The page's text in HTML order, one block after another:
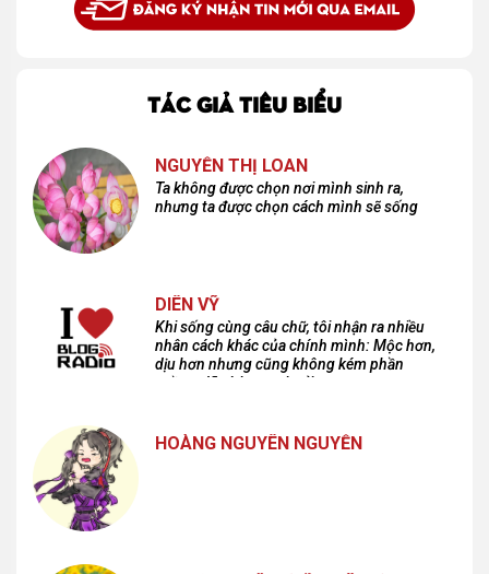
TÁC GIẢ TIÊU BIỂU
NGUYỄN THỊ LOAN
Ta không được chọn nơi mình sinh ra,
nhưng ta được chọn cách mình sẽ sống
DIÊN VỸ
Khi sống cùng câu chữ, tôi nhận ra nhiều
nhân cách khác của chính mình: Mộc hơn,
dịu hơn nhưng cũng không kém phần
cuồng dã và hoang hoải...
HOÀNG NGUYÊN NGUYỄN